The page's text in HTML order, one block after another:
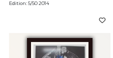
Edition: 5/50 2014